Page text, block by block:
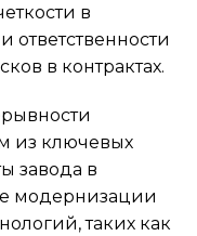
в
ответственности
в контрактах.
из ключевых
завода в
модернизации
таких как